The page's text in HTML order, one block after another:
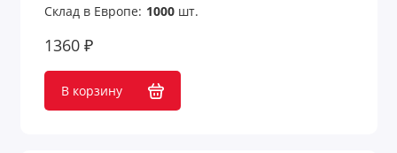
Склад в Европе: 1000шт.
1360 ₽
В корзину